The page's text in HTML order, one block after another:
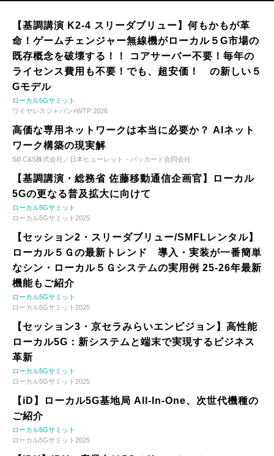
【基調講演 K2-4 スリーダブリュー】何もかもが革
命！ゲームチェンジャー無線機がローカル５G市場の
既存概念を破壊する！！ コアサーバー不要！毎年の
ライセンス費用も不要！でも、超安価！ の新しい５
Gモデル
ローカル5Gサミット
ワイヤレスジャパン×WTP 2026
高価な専用ネットワークは本当に必要か？ AIネット
ワーク構築の現実解
SB C&S株式会社／日本ヒューレット・パッカード合同会社
【基調講演・総務省 佐藤移動通信企画官】ローカル
5Gの更なる普及拡大に向けて
ローカル5Gサミット
ローカル5Gサミット2025
【セッション2・スリーダブリュー/SMFLレンタル】
ローカル５Ｇの最新トレンド 導入・実装が一番簡単
なシン・ローカル５Ｇシステムの実用例 25-26年最新
機能もご紹介
ローカル5Gサミット
ローカル5Gサミット2025
【セッション3・京セラみらいエンビジョン】高性能
ローカル5G：新システムと端末で実現するビジネス
革新
ローカル5Gサミット
ローカル5Gサミット2025
【iD】ローカル5G基地局 All-In-One、次世代機種の
ご紹介
ローカル5Gサミット
ローカル5Gサミット2025